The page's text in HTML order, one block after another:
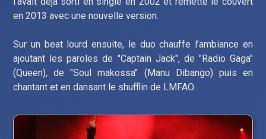
en 2013 avec une nouvelle version.
Sur un beat lourd ensuite, le duo chauffe l’ambiance en
ajoutant les paroles de "Captain Jack", de "Radio Gaga"
(Queen), de "Soul makossa" (Manu Dibango) puis en
chantant et en dansant le shufflin de LMFAO.